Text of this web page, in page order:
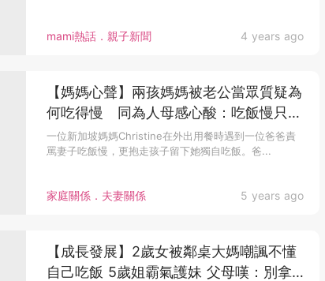
mami熱話．親子新聞 4 years ago
家庭關係．夫妻關係 5 years ago
【媽媽心聲】兩孩媽媽被老公當眾質疑為
何吃得慢 同為人母感心酸：吃飯慢只因
太愛家庭
一位新加坡媽媽Christine在外出用餐時遇到一位爸爸責
罵妻子吃飯慢，更抱走孩子留下她獨自吃飯。爸...
【成長發展】2歲女被鄰桌大媽嘲諷不懂
自己吃飯 5歲姐霸氣護妹 父母嘆：別拿